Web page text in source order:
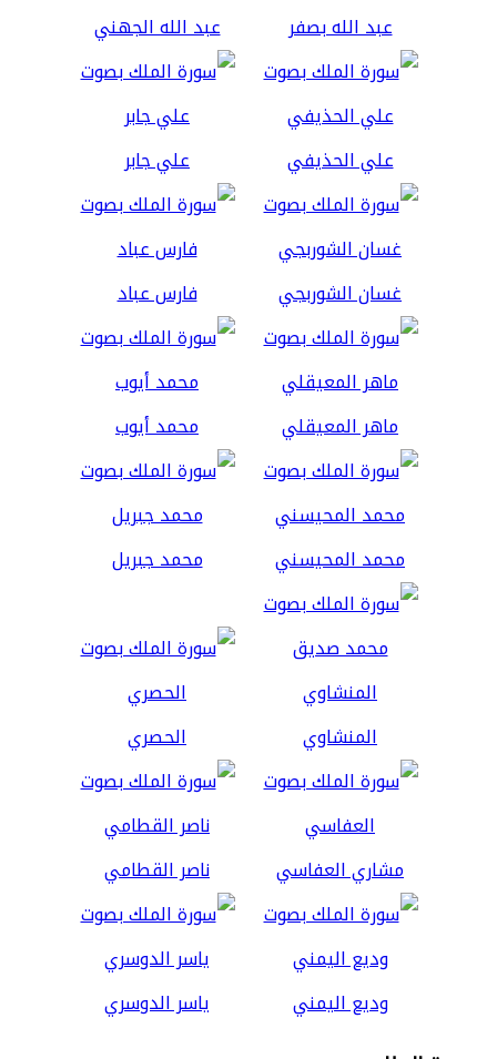
عبد الله بصفر عبد الله الجهني
علي الحذيفي علي جابر
غسان الشوربجي فارس عباد
ماهر المعيقلي محمد أيوب
محمد المحيسني محمد جبريل
المنشاوي الحصري
مشاري العفاسي ناصر القطامي
وديع اليمني ياسر الدوسري